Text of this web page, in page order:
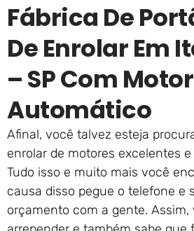
Fábrica De
De Enrolar Em
– SP Com Motor
Automático
Afinal, você talvez esteja
enrolar de motores excelentes
Tudo isso e muito mais você
causa disso pegue o telefone e
orçamento com a gente. Assim,